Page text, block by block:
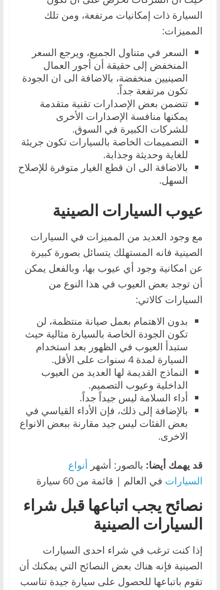
السيارة ذات إمكانيات مرتفعة، ومن تلك
المميزات:
السعر في متناول الجميع، ويرجع السعر
المنخفض إلى حقيقة أن أجور العمال
الصينيين منخفضة، بالاضافة الى ان الجودة
تكون مرتفعة جداً.
تتضمن بعض الإصدارات تقنية متقدمة
يمكنها منافسة الإصدارات الأخرى
للشركات الكبيرة في السوق.
التصميمات الخاصة بالسيارات تكون جريئة
للغاية وحديثة وجذابة.
بالاضافة الى ان قطع الغيار متوفرة للإصلاح
السهل.
عيوب السيارات الصينية
مع وجود العديد من المميزات في السيارات
الصينية فانه المستهلك يتسائل بصورة كبيرة
عن امكانية وجود أي عيوب بها، وبالفعل يمكن
أن توجد بعض العيوب في هذا النوع من
السيارات كالاتي:
بدون الاهتمام بعمل صيانة منتظمة، لن
تكون الجودة الخاصة بالسيارة مثالية حيث
ستبدأ العيوب في الظهور بعد استخدام
السيارة لمدة 4 سنوات على الأقل.
النماذج القديمة لها العديد من العيوب
الداخلية وعيوب التصميم.
أداء السلامة ليس جيداً جداً.
بالإضافة إلى ذلك، فإن الأداء القياسي في
بعض الفئات ليس جيد مقارنة ببعض الانواع
الاخرى.
قد يهمك أيضا: بالصور: أشهر أنواع
السيارات في العالم | قائمة من 60 سيارة
نصائح يجب اتباعها قبل شراء
السيارات الصينية
إذا كنت ترغب في شراء احدى السيارات
الصينية فإنه هناك بعض النصائح التي يمكنك أن
تقوم باتباعها للحصول على سيارة جيدة تناسب